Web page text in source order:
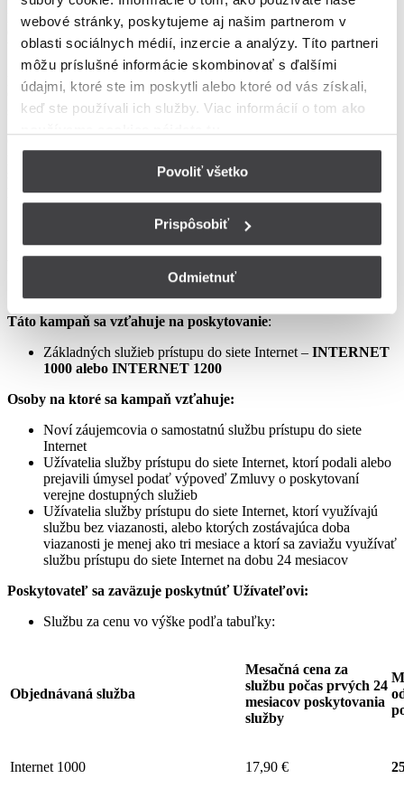
webové stránky, poskytujeme aj našim partnerom v
oblasti sociálnych médií, inzercie a analýzy. Títo partneri
môžu príslušné informácie skombinovať s ďalšími
údajmi, ktoré ste im poskytli alebo ktoré od vás získali,
keď ste používali ich služby. Viac informácií o tom ako
Povoliť všetko
Prispôsobiť
Odmietnuť
podmienkach neupravené sa riadia Zmluvou o poskytovaní verejne
dostupných služieb, vrátane všetkých jej súčastí, t.j. najmä
Všeobecných obchodných
podmienok na poskytovanie verejne dostupných služieb,
Osobitných podmienok, Tarify UPC Internet a Tarify jednorazových
služieb a iných platieb.
sú uvedené vrátane DPH podľa aktuálne platných právnych
predpisov.
Aprílový Crazy Week – Internet samostatne – LIS
Táto kampaň sa vzťahuje na poskytovanie:
Základných služieb prístupu do siete Internet – INTERNET
1000 alebo INTERNET 1200
Osoby na ktoré sa kampaň vzťahuje:
Noví záujemcovia o samostatnú službu prístupu do siete
Internet
Užívatelia služby prístupu do siete Internet, ktorí podali alebo
prejavili úmysel podať výpoveď Zmluvy o poskytovaní
verejne dostupných služieb
Užívatelia služby prístupu do siete Internet, ktorí využívajú
službu bez viazanosti, alebo ktorých zostávajúca doba
viazanosti je menej ako tri mesiace a ktorí sa zaviažu využívať
službu prístupu do siete Internet na dobu 24 mesiacov
Poskytovateľ sa zaväzuje poskytnúť Užívateľovi:
Službu za cenu vo výške podľa tabuľky:
Objednávaná služba
Mesačná cena za
službu počas prvých 24
mesiacov poskytovania
služby
Internet 1000 17,90 €